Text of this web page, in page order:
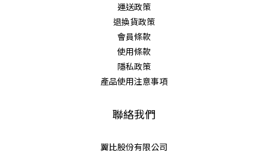
運送政策
退換貨政策
會員條款
使用條款
隱私政策
產品使用注意事項
聯絡我們
翼比股份有限公司